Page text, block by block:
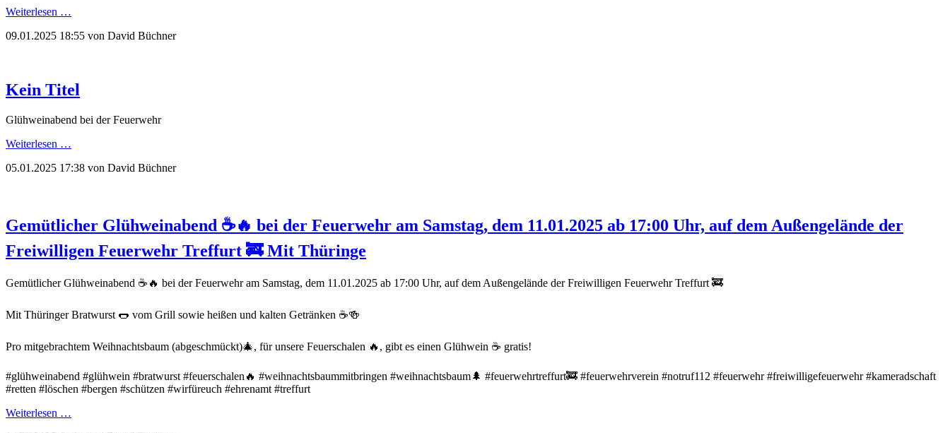
Weiterlesen …
09.01.2025 18:55 von David Büchner
Kein Titel
Glühweinabend bei der Feuerwehr
Weiterlesen …
05.01.2025 17:38 von David Büchner
Gemütlicher Glühweinabend ☕️🔥 bei der Feuerwehr am Samstag, dem 11.01.2025 ab 17:00 Uhr, auf dem Außengelände der
Freiwilligen Feuerwehr Treffurt 🚒 Mit Thüringe
Gemütlicher Glühweinabend ☕️🔥 bei der Feuerwehr am Samstag, dem 11.01.2025 ab 17:00 Uhr, auf dem Außengelände der Freiwilligen Feuerwehr Treffurt 🚒
Mit Thüringer Bratwurst 🌭 vom Grill sowie heißen und kalten Getränken ☕️🍻
Pro mitgebrachtem Weihnachtsbaum (abgeschmückt)🎄, für unsere Feuerschalen 🔥, gibt es einen Glühwein ☕️ gratis!
#glühweinabend #glühwein #bratwurst #feuerschalen🔥 #weihnachtsbaummitbringen #weihnachtsbaum🌲 #feuerwehrtreffurt🚒 #feuerwehrverein #notruf112 #feuerwehr #freiwilligefeuerwehr #kameradschaft
#retten #löschen #bergen #schützen #wirfüreuch #ehrenamt #treffurt
Weiterlesen …